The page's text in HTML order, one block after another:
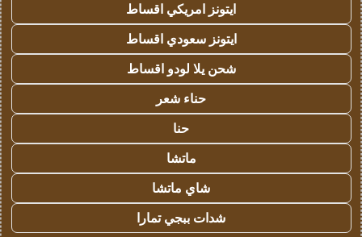
ايتونز امريكي اقساط
ايتونز سعودي اقساط
شحن يلا لودو اقساط
حناء شعر
حنا
ماتشا
شاي ماتشا
شدات ببجي تمارا